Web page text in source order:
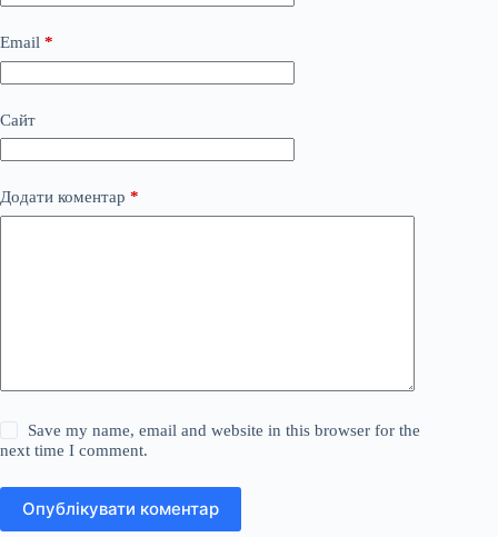
Email *
Сайт
Додати коментар *
Save my name, email and website in this browser for the
next time I comment.
Опублікувати коментар